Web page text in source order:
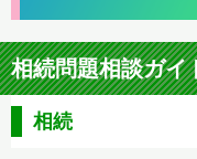
相続問題相談ガイ
相続